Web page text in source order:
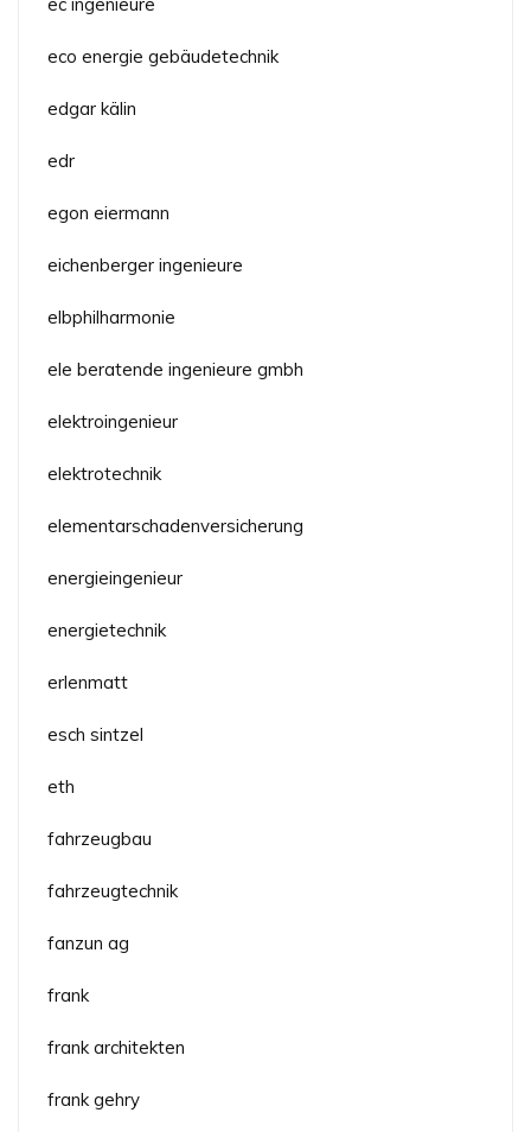
eco energie gebäudetechnik
edgar kälin
edr
egon eiermann
eichenberger ingenieure
elbphilharmonie
ele beratende ingenieure gmbh
elektroingenieur
elektrotechnik
elementarschadenversicherung
energieingenieur
energietechnik
erlenmatt
esch sintzel
eth
fahrzeugbau
fahrzeugtechnik
fanzun ag
frank
frank architekten
frank gehry